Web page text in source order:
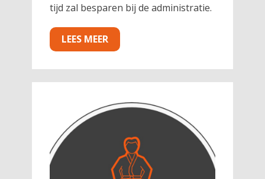
tijd zal besparen bij de administratie.
LEES MEER